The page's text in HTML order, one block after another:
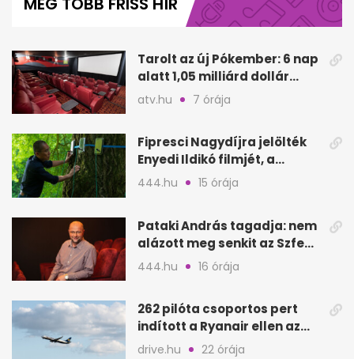
minute,
Tarolt az új Pókember: 6 nap
alatt 1,05 milliárd dollár
bevétel
atv.hu 7 órája
Fipresci Nagydíjra jelölték
Enyedi Ildikó filmjét, a
Csendes barátot
444.hu 15 órája
Pataki András tagadja: nem
alázott meg senkit az Szfe
felvételijén
444.hu 16 órája
262 pilóta csoportos pert
indított a Ryanair ellen az
Egyesült Királyságban
drive.hu 22 órája